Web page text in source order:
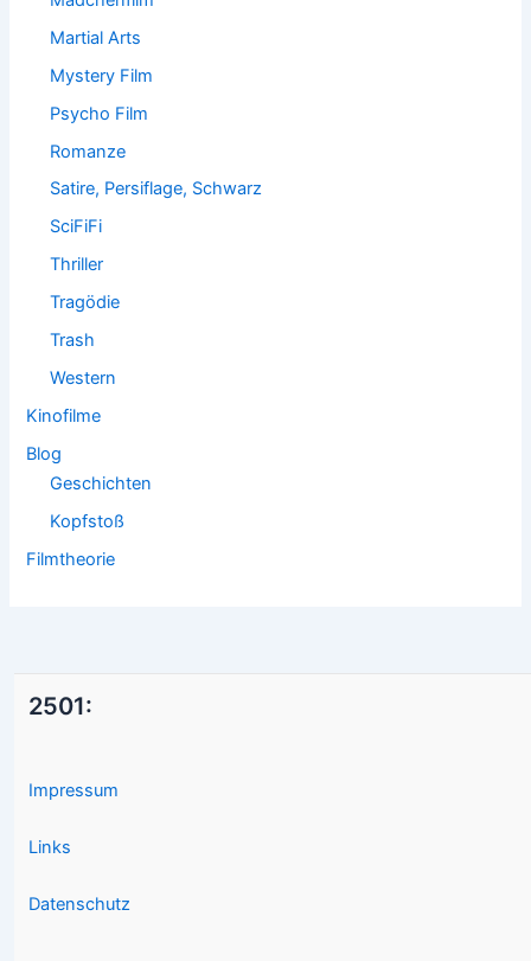
Martial Arts
Mystery Film
Psycho Film
Romanze
Satire, Persiflage, Schwarz
SciFiFi
Thriller
Tragödie
Trash
Western
Kinofilme
Blog
Geschichten
Kopfstoß
Filmtheorie
2501:
Impressum
Links
Datenschutz